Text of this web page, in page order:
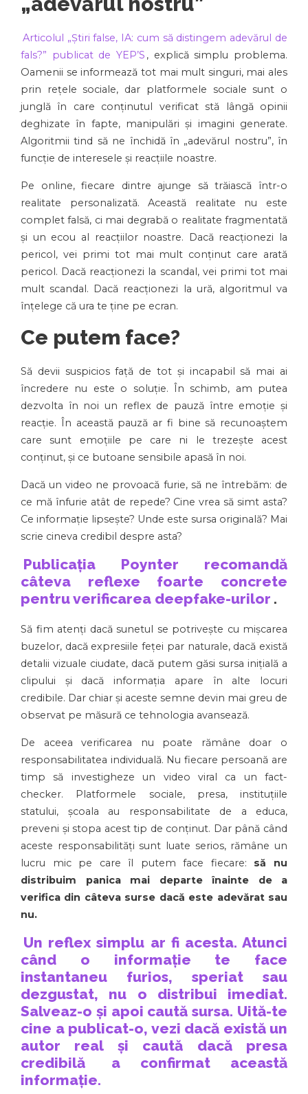
Articolul „Știri false, IA: cum să distingem adevărul de
fals?” publicat de YEP’S , explică simplu problema.
Oamenii se informează tot mai mult singuri, mai ales
prin rețele sociale, dar platformele sociale sunt o
junglă în care conținutul verificat stă lângă opinii
deghizate în fapte, manipulări și imagini generate.
Algoritmii tind să ne închidă în „adevărul nostru”, în
funcție de interesele și reacțiile noastre.
Pe online, fiecare dintre ajunge să trăiască într-o
realitate personalizată. Această realitate nu este
complet falsă, ci mai degrabă o realitate fragmentată
și un ecou al reacțiilor noastre. Dacă reacționezi la
pericol, vei primi tot mai mult conținut care arată
pericol. Dacă reacționezi la scandal, vei primi tot mai
mult scandal. Dacă reacționezi la ură, algoritmul va
înțelege că ura te ține pe ecran.
Ce putem face?
Să devii suspicios față de tot și incapabil să mai ai
încredere nu este o soluție. În schimb, am putea
dezvolta în noi un reflex de pauză între emoție și
reacție. În această pauză ar fi bine să recunoaștem
care sunt emoțiile pe care ni le trezește acest
conținut, și ce butoane sensibile apasă în noi.
Dacă un video ne provoacă furie, să ne întrebăm: de
ce mă înfurie atât de repede? Cine vrea să simt asta?
Ce informație lipsește? Unde este sursa originală? Mai
scrie cineva credibil despre asta?
Publicația Poynter recomandă
câteva reflexe foarte concrete
pentru verificarea deepfake-urilor .
Să fim atenți dacă sunetul se potrivește cu mișcarea
buzelor, dacă expresiile feței par naturale, dacă există
detalii vizuale ciudate, dacă putem găsi sursa inițială a
clipului și dacă informația apare în alte locuri
credibile. Dar chiar și aceste semne devin mai greu de
observat pe măsură ce tehnologia avansează.
De aceea verificarea nu poate rămâne doar o
responsabilitatea individuală. Nu fiecare persoană are
timp să investigheze un video viral ca un fact-
checker. Platformele sociale, presa, instituțiile
statului, școala au responsabilitate de a educa,
preveni și stopa acest tip de conținut. Dar până când
aceste responsabilități sunt luate serios, rămâne un
lucru mic pe care îl putem face fiecare: să nu
distribuim panica mai departe înainte de a
verifica din câteva surse dacă este adevărat sau
nu.
Un reflex simplu ar fi acesta. Atunci
când o informație te face
instantaneu furios, speriat sau
dezgustat, nu o distribui imediat.
Salveaz-o și apoi caută sursa. Uită-te
cine a publicat-o, vezi dacă există un
autor real și caută dacă presa
credibilă
a confirmat această
informație.